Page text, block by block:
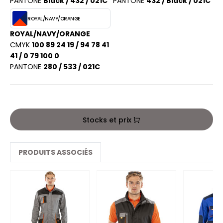
SHIRT
SHIRT
COOL
HOODS
ROYAL/NAVY/ORANGE
ROYAL/NAVY/ORANGE
CMYK 100 89 24 19 / 94 78 41
41 / 0 79 100 0
PANTONE 280 / 533 / 021C
Stocks et prix
PRODUITS ASSOCIÉS